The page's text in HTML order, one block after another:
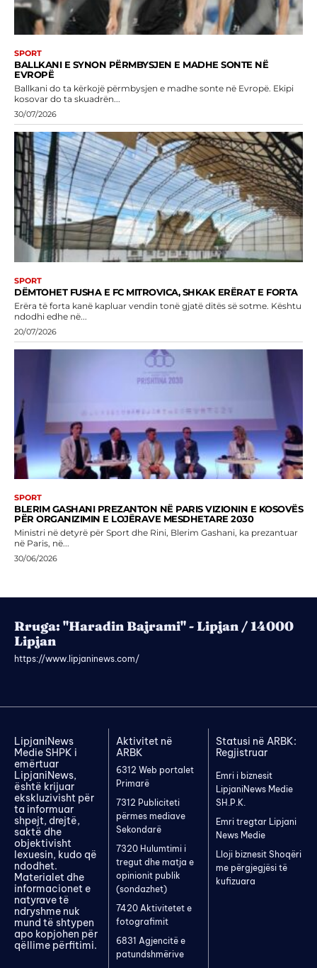
SPORT
BALLKANI E SYNON PËRMBYSJEN E MADHE SONTE NË
EVROPË
Ballkani do ta kërkojë përmbysjen e madhe sonte në Evropë. Ekipi
kosovar do ta skuadrën...
30/07/2026
SPORT
DËMTOHET FUSHA E FC MITROVICA, SHKAK ERËRAT E FORTA
Erëra të forta kanë kapluar vendin tonë gjatë ditës së sotme. Kështu
ndodhi edhe në...
20/07/2026
SPORT
BLERIM GASHANI PREZANTON NË PARIS VIZIONIN E KOSOVËS
PËR ORGANIZIMIN E LOJËRAVE MESDHETARE 2030
Ministri në detyrë për Sport dhe Rini, Blerim Gashani, ka prezantuar
në Paris, në...
30/06/2026
Rruga: "Haradin Bajrami" - Lipjan / 14000
Lipjan
https://www.lipjaninews.com/
LipjaniNews
Medie SHPK i
emërtuar
LipjaniNews,
është krijuar
ekskluzivisht për
ta informuar
shpejt, drejtë,
saktë dhe
objektivisht
lexuesin, kudo që
ndodhet.
Materialet dhe
informacionet e
natyrave të
ndryshme nuk
mund të shtypen
apo kopjohen për
qëllime përfitimi.
Aktivitet në
ARBK
6312 Web portalet
Primarë
7312 Publiciteti
përmes mediave
Sekondarë
7320 Hulumtimi i
tregut dhe matja e
opinionit publik
(sondazhet)
7420 Aktivitetet e
fotografimit
6831 Agjencitë e
patundshmërive
Statusi në ARBK:
Regjistruar
Emri i biznesit
LipjaniNews Medie
SH.P.K.
Emri tregtar Lipjani
News Medie
Lloji biznesit Shoqëri
me përgjegjësi të
kufizuara